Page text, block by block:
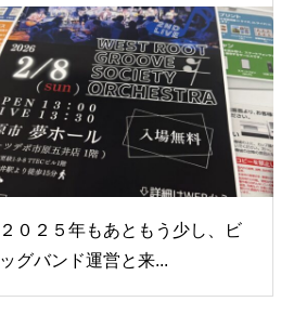
２０２５年もあともう少し、ビ
ッグバンド運営と来...